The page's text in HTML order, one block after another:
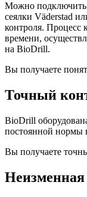
Можно подключить
сеялки Väderstad
контроля. Процесс
времени,
на BioDrill.
Вы получаете
Точный
BioDrill
постоянной нормы
Вы получаете
Неизменная